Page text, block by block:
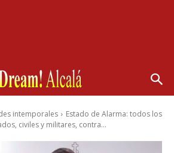
intemporales
Estado de Alarma: todos los
civiles y militares, contra...